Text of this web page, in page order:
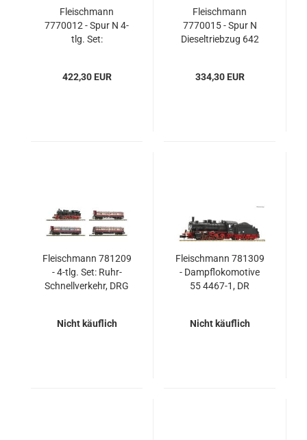
Fleischmann
7770012 - Spur N 4-
tlg. Set:
ICE“, DB AG
422,30 EUR
Fleischmann
7770015 - Spur N
Dieseltriebzug 642
334,30 EUR
Fleischmann 781209
- 4-tlg. Set: Ruhr-
Schnellverkehr, DRG
Nicht käuflich
Fleischmann 781309
- Dampflokomotive
55 4467-1, DR
Nicht käuflich